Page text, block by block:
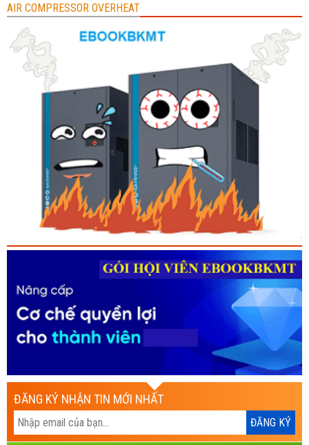
AIR COMPRESSOR OVERHEAT
ĐĂNG KÝ NHẬN TIN MỚI NHẤT